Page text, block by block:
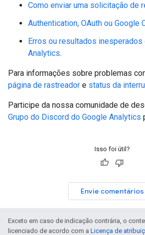
Como enviar uma solicitação de
Authentication, OAuth ou Google
Erros ou resultados
Analytics.
Para informações sobre problemas
página de rastreador e status da
Participe da nossa comunidade de
Grupo do Discord do Google Analytics
Isso foi útil?
Envie comentários
Exceto em caso de indicação contrária, o
licenciado de acordo com a Licença de